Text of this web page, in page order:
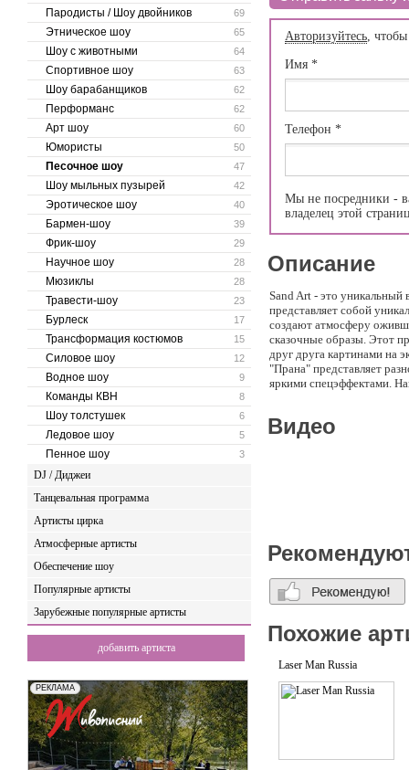
69
Пародисты / Шоу двойников
65
Этническое шоу
64
Шоу с животными
63
Спортивное шоу
62
Шоу барабанщиков
62
Перформанс
60
Арт шоу
50
Юмористы
47
Песочное шоу
42
Шоу мыльных пузырей
40
Эротическое шоу
39
Бармен-шоу
29
Фрик-шоу
28
Научное шоу
28
Мюзиклы
23
Травести-шоу
17
Бурлеск
15
Трансформация костюмов
12
Силовое шоу
9
Водное шоу
8
Команды КВН
6
Шоу толстушек
5
Ледовое шоу
3
Пенное шоу
DJ / Диджеи
Танцевальная программа
Артисты цирка
Атмосферные артисты
Обеспечение шоу
Популярные артисты
Зарубежные популярные артисты
добавить артиста
Авторизуйтесь,
Имя *
Телефон *
Мы не посредники -
владелец этой
Описание
Sand Art - это уникальный
представляет собой
создают атмосферу
сказочные образы. Этот
друг друга картинами на
"Прана" представляет
яркими спецэффектами.
Видео
Похожие
Laser Man Russia